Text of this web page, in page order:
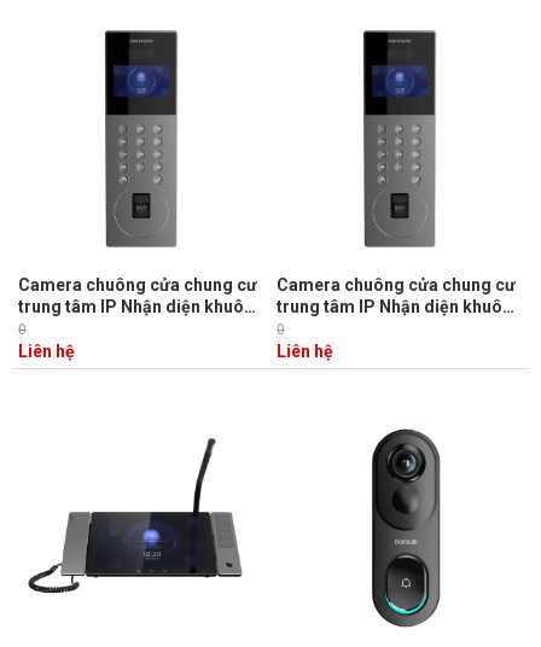
Camera chuông cửa chung cư
trung tâm IP Nhận diện khuôn
mặt, vân tay Hikvision DS-
KD9203-FE6 LCD 4.3inch, 5000
khuôn mặt
0
Liên hệ
Camera chuông cửa chung cư
trung tâm IP Nhận diện khuôn
mặt, vân tay Hikvision DS-
KD9203-FTE6 LCD 4.3inch,
20000 khuôn mặt
0
Liên hệ